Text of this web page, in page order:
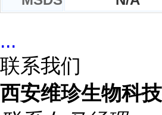
...
联系我们
西安维珍生物科